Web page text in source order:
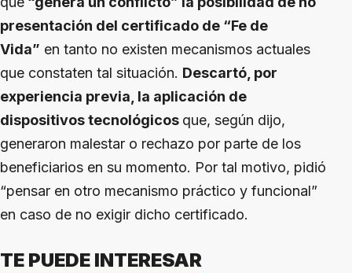
presentación del certificado de “Fe de
Vida” en tanto no existen mecanismos actuales
que constaten tal situación. Descartó, por
experiencia previa, la aplicación de
dispositivos tecnológicos que, según dijo,
generaron malestar o rechazo por parte de los
beneficiarios en su momento. Por tal motivo, pidió
“pensar en otro mecanismo práctico y funcional”
en caso de no exigir dicho certificado.
TE PUEDE INTERESAR